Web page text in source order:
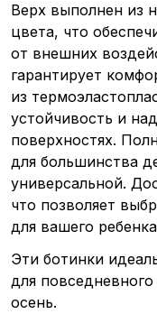
Верх выполнен из
цвета, что
от внешних
гарантирует
из
устойчивость и
поверхностях.
для большинства
универсальной.
что позволяет
для вашего
Эти ботинки
для
осень.